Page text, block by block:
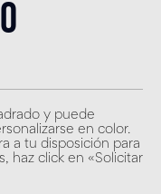
y puede
en color.
a tu disposición para
haz click en «Solicitar